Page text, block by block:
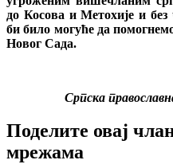
до Косова и Метохије и
би било могуће да
Новог Сада.
Српска
Поделите овај
мрежама